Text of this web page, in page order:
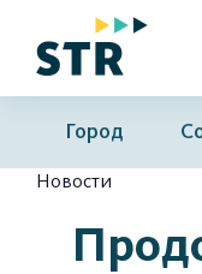
Город
Новости